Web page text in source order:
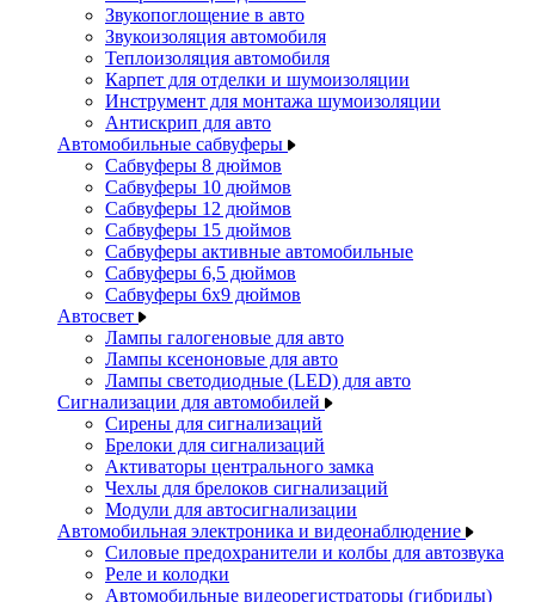
Звукопоглощение в авто
Звукоизоляция автомобиля
Теплоизоляция автомобиля
Карпет для отделки и шумоизоляции
Инструмент для монтажа шумоизоляции
Антискрип для авто
Автомобильные сабвуферы
Сабвуферы 8 дюймов
Сабвуферы 10 дюймов
Сабвуферы 12 дюймов
Сабвуферы 15 дюймов
Сабвуферы активные автомобильные
Сабвуферы 6,5 дюймов
Сабвуферы 6x9 дюймов
Автосвет
Лампы галогеновые для авто
Лампы ксеноновые для авто
Лампы светодиодные (LED) для авто
Сигнализации для автомобилей
Сирены для сигнализаций
Брелоки для сигнализаций
Активаторы центрального замка
Чехлы для брелоков сигнализаций
Модули для автосигнализации
Автомобильная электроника и видеонаблюдение
Силовые предохранители и колбы для автозвука
Реле и колодки
Автомобильные видеорегистраторы (гибриды)